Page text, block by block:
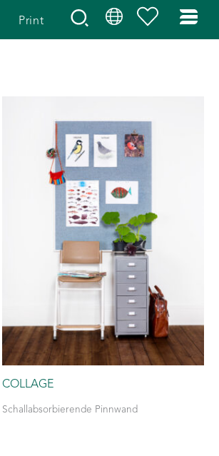
Print
COLLAGE
Schallabsorbierende Pinnwand